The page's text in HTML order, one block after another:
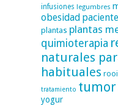
infusiones legumbres
obesidad paciente
plantas plantas
quimioterapia
naturales
habituales
tratamiento tumor
yogur